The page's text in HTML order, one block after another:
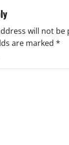
will not be
are marked *